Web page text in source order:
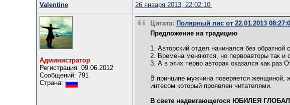
Valentine 26 января 2013, 22:02:10
Администратор
Регистрация: 09.06.2012
Сообщений: 791
Страна:
Цитата: Полярный лис от 22.01.2013
Предложение на традицию
1. Авторский отдел начинался без обратной
2. Времена меняются, но первоавторы так и
3. А в этих перво авторах оказался как раз
В принципе мужчина поверяется женщиной,
интесом который проявлен читателями.
В свете надвигающегося ЮБИЛЕЯ